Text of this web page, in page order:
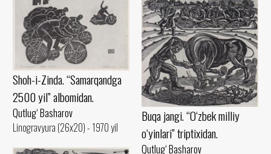
Shoh-i-Zinda. “Samarqandga
2500 yil” albomidan.
Qutlug‘ Basharov
Linogravyura (26x20) - 1970 yil
Buqa jangi. “O‘zbek milliy
o‘yinlari” triptixidan.
Qutlug‘ Basharov